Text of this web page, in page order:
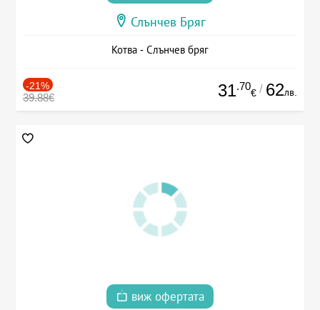
Слънчев Бряг
Котва - Слънчев бряг
-21%
39.88€ 31.70
€ / 62лв.
виж офертата